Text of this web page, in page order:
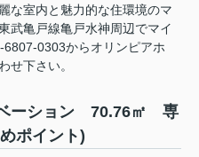
な室内と魅力的な住環境のマ
武亀戸線亀戸水神周辺でマイ
0303からオリンピアホ
せ下さい。
ーション 70.76㎡ 専
ポイント)